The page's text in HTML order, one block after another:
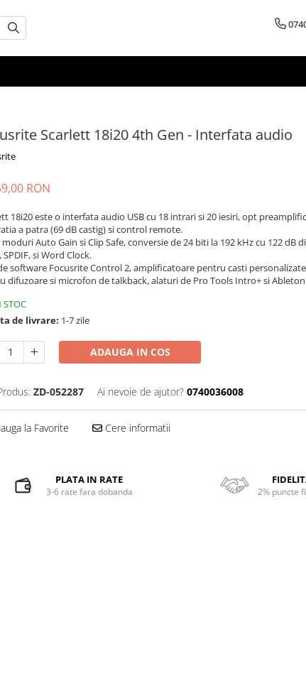
Scarlett 18i20 4th Gen - Interfata audio
RON
18i20 este o interfata audio USB cu 18 intrari si 20 iesiri, opt
a patra (69 dB castig) si control remote.
Auto Gain si Clip Safe, conversie de 24 biti la 192 kHz cu 122 dB
SPDIF, si Word Clock.
software Focusrite Control 2, amplificatoare pentru casti
difuzoare si microfon de talkback, alaturi de Pro Tools Intro+ si
STOC
de livrare: 1-7 zile
ADAUGA IN COS
ZD-052287 Ai nevoie de ajutor? 0740036008
la Favorite Cere informatii
PLATA IN RATE
3-6 rate fara dobanda 2% puncte